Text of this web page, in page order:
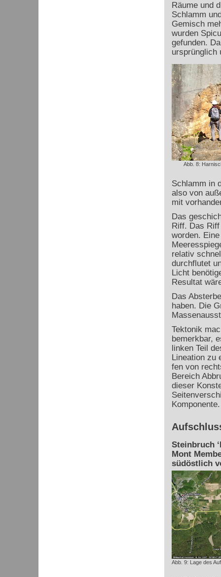
Räume und
Schlamm
Gemisch
wurden
gefunden.
ursprünglich
Abb. 8:
Schlamm in
also von
mit
Das
Riff. Das
worden.
relativ
durchflutet
Licht
Resultat
Das
haben. Die
Tektonik
bemerkbar,
linken Teil
Lineation zu
fen von
Bereich
dieser
Komponente.
Steinbruch
Mont
südöstlich
Abb. 9: Lage des